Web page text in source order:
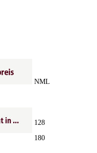
NML
128
180